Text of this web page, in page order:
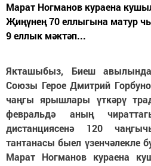
Марат Ногманов кураена
Җиңүнең 70 еллыгына матур
9 еллык мәктәп...
Якташыбыз, Биеш авылында
Союзы Герое Дмитрий
чаңгы ярышлары үткәрү
февральдә аның
дистанциясенә 120
тантанасы быел үзенчәлекле
Марат Ногманов кураена